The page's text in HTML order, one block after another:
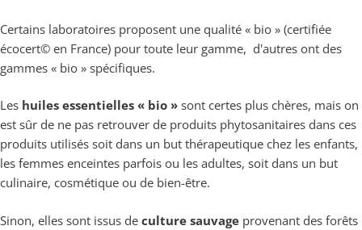
Certains laboratoires proposent une qualité « bio » (certifiée
écocert© en France) pour toute leur gamme, d'autres ont des
gammes « bio » spécifiques.
Les huiles essentielles « bio » sont certes plus chères, mais on
est sûr de ne pas retrouver de produits phytosanitaires dans ces
produits utilisés soit dans un but thérapeutique chez les enfants,
les femmes enceintes parfois ou les adultes, soit dans un but
culinaire, cosmétique ou de bien-être.
Sinon, elles sont issus de culture sauvage provenant des forêts